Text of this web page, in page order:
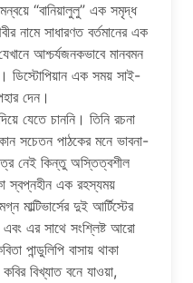
“বানিয়ালুলু” এক সমৃদ্ধ
নামে সাধারণত বর্তমানের এক
আশ্চর্যজনকভাবে মানবমন
ডিস্টোপিয়ান এক সময় সাই-
দেন‌‌।
যেতে চাননি। তিনি রচনা
সচেতন পাঠকের মনে ভাবনা-
নেই কিন্তু অস্তিত্বশীল
স্বপ্নহীন এক রহস্যময়
মাল্টিভার্সের দুই আর্টিস্টের
এবং এর সাথে সংশ্লিষ্ট আরো
পান্ডুলিপি বাসায় থাকা
বিখ্যাত বনে যাওয়া,